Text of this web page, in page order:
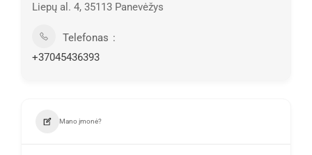
Liepų al. 4, 35113 Panevėžys
Telefonas
+37045436393
Mano įmonė?